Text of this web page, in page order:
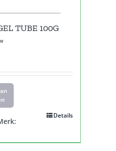
TUBE 100G
Details